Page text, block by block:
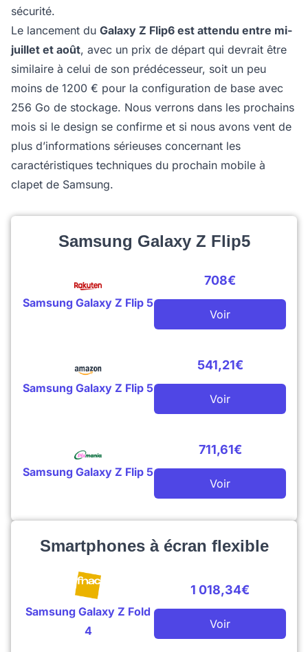
sécurité.
Le lancement du Galaxy Z Flip6 est attendu entre mi-
juillet et août, avec un prix de départ qui devrait être
similaire à celui de son prédécesseur, soit un peu
moins de 1200 € pour la configuration de base avec
256 Go de stockage. Nous verrons dans les prochains
mois si le design se confirme et si nous avons vent de
plus d’informations sérieuses concernant les
caractéristiques techniques du prochain mobile à
clapet de Samsung.
Samsung Galaxy Z Flip5
Samsung Galaxy Z Flip 5
708€
Voir
Samsung Galaxy Z Flip 5
541,21€
Voir
Samsung Galaxy Z Flip 5
711,61€
Voir
Smartphones à écran flexible
Samsung Galaxy Z Fold
4
1 018,34€
Voir